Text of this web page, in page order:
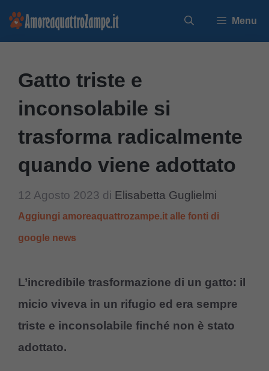
Vai
Menu
Gatto triste e
inconsolabile si
trasforma radicalmente
quando viene adottato
12 Agosto 2023 di Elisabetta Guglielmi
Aggiungi amoreaquattrozampe.it alle fonti di
google news
L’incredibile trasformazione di un gatto: il
micio viveva in un rifugio ed era sempre
triste e inconsolabile finché non è stato
adottato.